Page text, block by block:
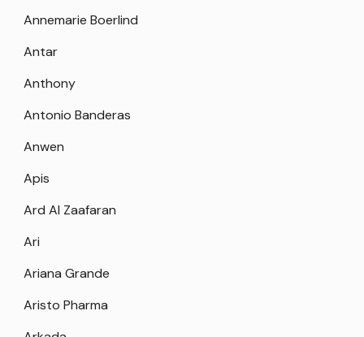
Annemarie Boerlind
Antar
Anthony
Antonio Banderas
Anwen
Apis
Ard Al Zaafaran
Ari
Ariana Grande
Aristo Pharma